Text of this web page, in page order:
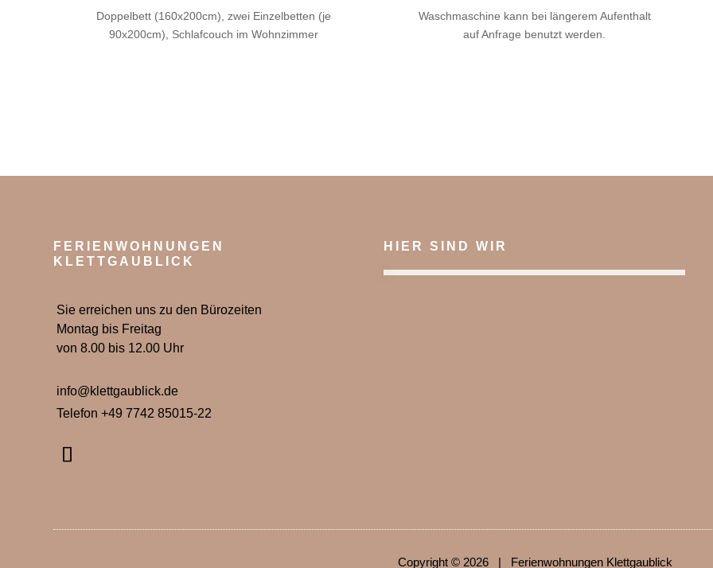
Doppelbett (160x200cm), zwei Einzelbetten (je
90x200cm), Schlafcouch im Wohnzimmer
Waschmaschine kann bei längerem Aufenthalt
auf Anfrage benutzt werden.
FERIENWOHNUNGEN
KLETTGAUBLICK
Sie erreichen uns zu den Bürozeiten
Montag bis Freitag
von 8.00 bis 12.00 Uhr
info@klettgaublick.de
Telefon +49 7742 85015-22
HIER SIND WIR
Copyright © 2026 | Ferienwohnungen Klettgaublick